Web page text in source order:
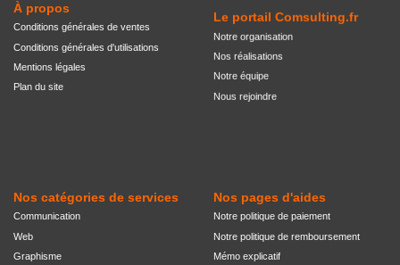
À propos
Conditions générales de ventes
Conditions générales d'utilisations
Mentions légales
Plan du site
Le portail Comsulting.fr
Notre organisation
Nos réalisations
Notre équipe
Nous rejoindre
Nos catégories de services
Communication
Web
Graphisme
Nos pages d'aides
Notre politique de paiement
Notre politique de remboursement
Mémo explicatif